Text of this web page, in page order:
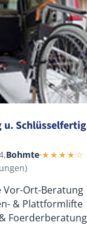
u.
Bohmte·★★★★☆
Vor-Ort-Beratung
& Plattformlifte
Foerderberatung